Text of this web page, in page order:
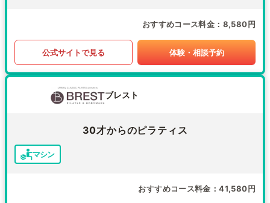
おすすめコース料金 8,580円
公式サイトで見る 体験・相談予約
ブレスト
30才からのピラティス
マシン
おすすめコース料金 41,580円